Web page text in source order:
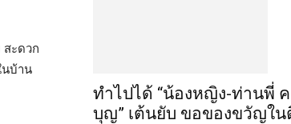
ะดวก
นบ้าน
ทำไปได้ “น้องหญิง-ท่านพี่
บุญ” เต้นยับ ขอของขวัญใ